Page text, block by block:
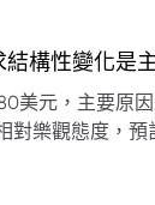
構性變化是
美元，主要原
樂觀態度，預
及阿聯酋的產